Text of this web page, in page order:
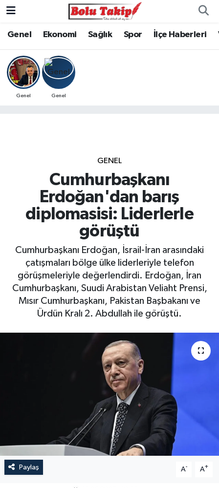
Genel Ekonomi Sağlık Spor İlçe Haberleri
Genel Genel
GENEL
Cumhurbaşkanı
Erdoğan'dan barış
diplomasisi: Liderlerle
görüştü
Cumhurbaşkanı Erdoğan, İsrail-İran arasındaki
çatışmaları bölge ülke liderleriyle telefon
görüşmeleriyle değerlendirdi. Erdoğan, İran
Cumhurbaşkanı, Suudi Arabistan Veliaht Prensi,
Mısır Cumhurbaşkanı, Pakistan Başbakanı ve
Ürdün Kralı 2. Abdullah ile görüştü.
Paylaş A- A+